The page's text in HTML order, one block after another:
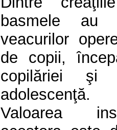
basmele au
veacurilor
de copii,
copilăriei şi
adolescenţă.
Valoarea